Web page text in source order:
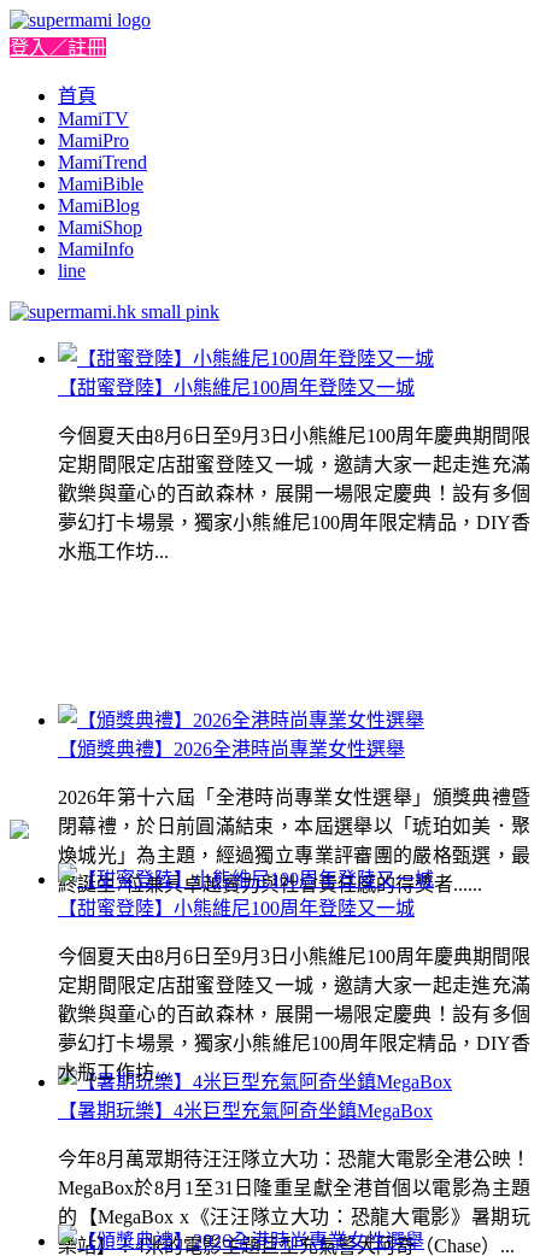
登入／註冊
首頁
MamiTV
MamiPro
MamiTrend
MamiBible
MamiBlog
MamiShop
MamiInfo
line
【甜蜜登陸】小熊維尼100周年登陸又一城
今個夏天由8月6日至9月3日小熊維尼100周年慶典期間限
定期間限定店甜蜜登陸又一城，邀請大家一起走進充滿
歡樂與童心的百畝森林，展開一場限定慶典！設有多個
夢幻打卡場景，獨家小熊維尼100周年限定精品，DIY香
水瓶工作坊...
【頒獎典禮】2026全港時尚專業女性選舉
2026年第十六屆「全港時尚專業女性選舉」頒獎典禮暨
閉幕禮，於日前圓滿結束，本屆選舉以「琥珀如美．聚
煥城光」為主題，經過獨立專業評審團的嚴格甄選，最
終誕生7位兼具卓越實力與社會責任感的得獎者......
【暑期玩樂】4米巨型充氣阿奇坐鎮MegaBox
今年8月萬眾期待汪汪隊立大功：恐龍大電影全港公映！
MegaBox於8月1至31日隆重呈獻全港首個以電影為主題
的【MegaBox x《汪汪隊立大功：恐龍大電影》暑期玩
樂站】！4米的電影主題巨型充氣警犬阿奇（Chase）...
【甜蜜登陸】小熊維尼100周年登陸又一城
今個夏天由8月6日至9月3日小熊維尼100周年慶典期間限
定期間限定店甜蜜登陸又一城，邀請大家一起走進充滿
歡樂與童心的百畝森林，展開一場限定慶典！設有多個
夢幻打卡場景，獨家小熊維尼100周年限定精品，DIY香
水瓶工作坊...